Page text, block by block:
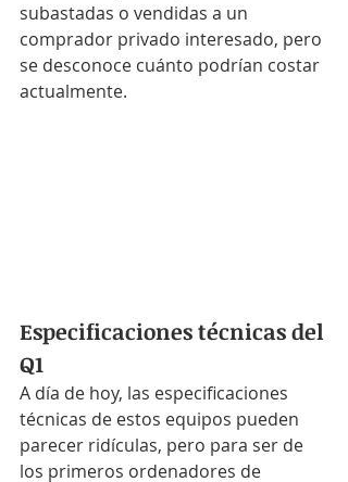
subastadas o vendidas a un
comprador privado interesado, pero
se desconoce cuánto podrían costar
actualmente.
Especificaciones técnicas del
Q1
A día de hoy, las especificaciones
técnicas de estos equipos pueden
parecer ridículas, pero para ser de
los primeros ordenadores de